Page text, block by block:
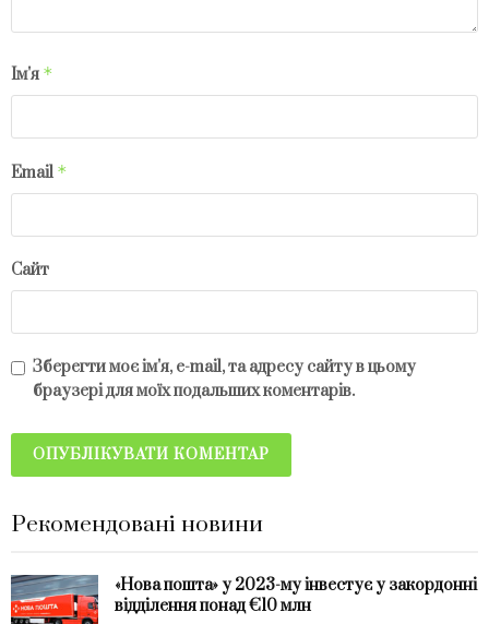
Ім'я *
Email *
Сайт
Зберегти моє ім'я, e-mail, та адресу сайту в цьому
браузері для моїх подальших коментарів.
Рекомендовані новини
«Нова пошта» у 2023-му інвестує у закордонні
відділення понад €10 млн